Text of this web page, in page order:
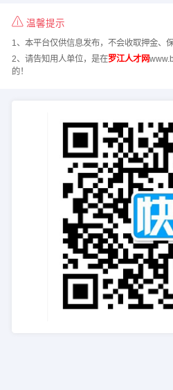
温馨提示
1、本平台仅供信息发布，不会收取押金、
2、请告知用人单位，是在罗江人才网
的！